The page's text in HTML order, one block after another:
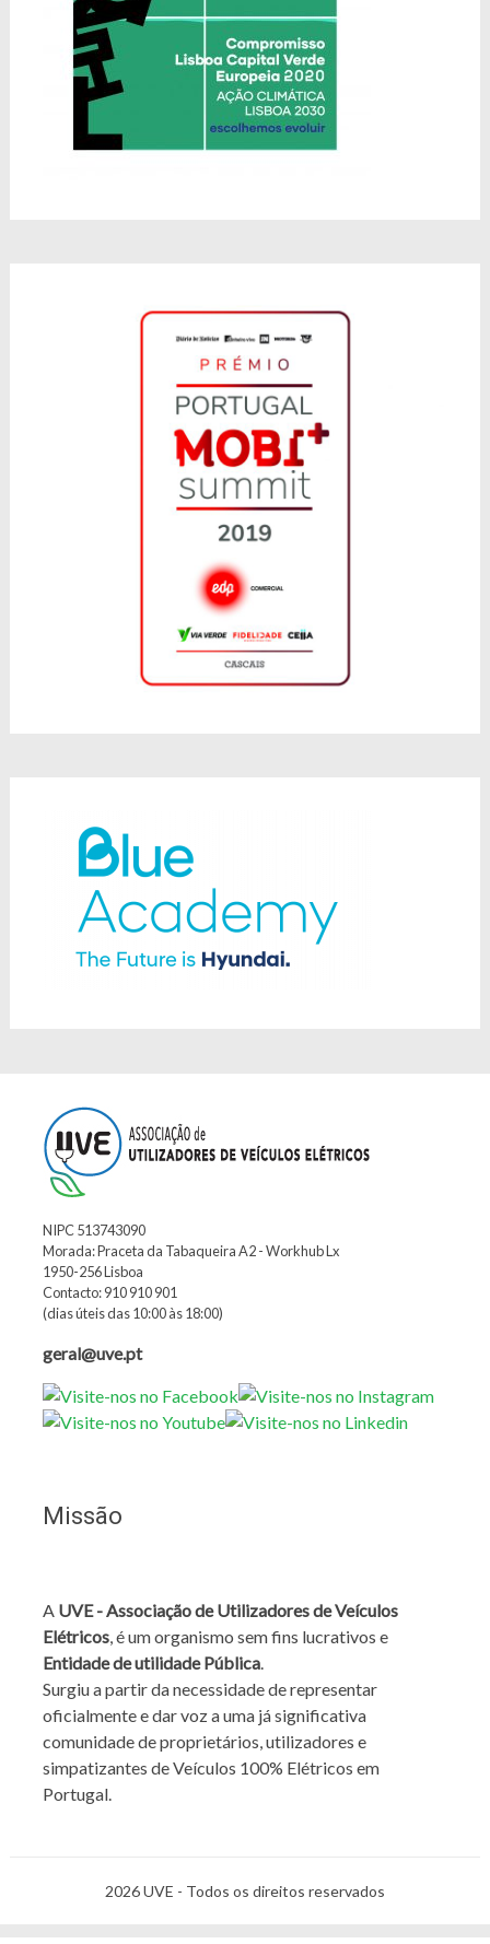
NIPC 513743090
Morada: Praceta da Tabaqueira A2 - Workhub Lx
1950-256 Lisboa
Contacto: 910 910 901
(dias úteis das 10:00 às 18:00)
geral@uve.pt
Missão
A UVE - Associação de Utilizadores de Veículos
Elétricos, é um organismo sem fins lucrativos e
Entidade de utilidade Pública.
Surgiu a partir da necessidade de representar
oficialmente e dar voz a uma já significativa
comunidade de proprietários, utilizadores e
simpatizantes de Veículos 100% Elétricos em
Portugal.
2026 UVE - Todos os direitos reservados